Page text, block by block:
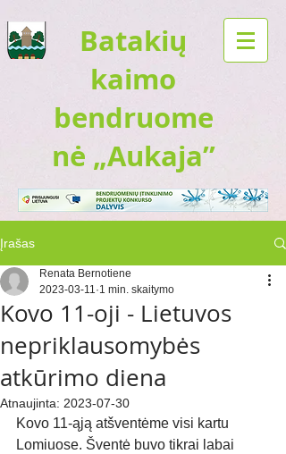
Batakių
kaimo
bendruome
nė „Aukaja”
Įrašas
Kovo 11-oji - Lietuvos
nepriklausomybės
atkūrimo diena
Renata Bernotiene
2023-03-11 1 min. skaitymo
Atnaujinta: 2023-07-30
Kovo 11-ąją atšventėme visi kartu
Lomiuose. Šventė buvo tikrai labai